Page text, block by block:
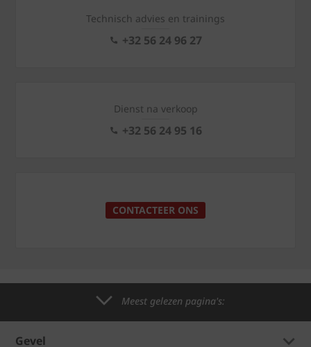
Technisch advies en trainings
+32 56 24 96 27
Dienst na verkoop
+32 56 24 95 16
CONTACTEER ONS
Meest gelezen pagina's:
Gevel